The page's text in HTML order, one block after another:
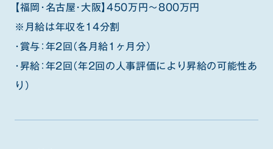
【福岡・名古屋・大阪】450万円～800万円
※月給は年収を14分割
・賞与：年2回（各月給1ヶ月分）
・昇給：年2回（年2回の人事評価により昇給の可能性あ
り）